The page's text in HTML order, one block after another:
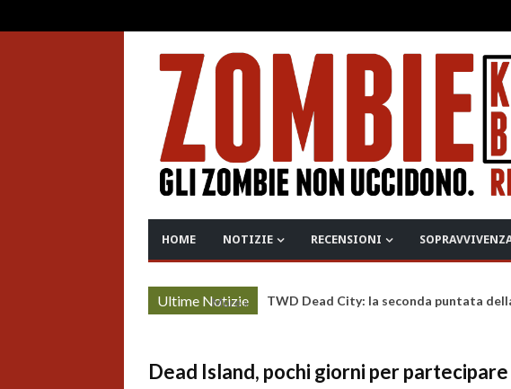
HOME NOTIZIE RECENSIONI
Ultime Notizie
More » TWD Dead City: la seconda puntata
Dead Island, pochi giorni per